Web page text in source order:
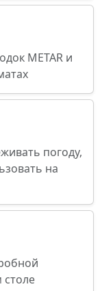
METAR и
погоду,
на